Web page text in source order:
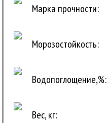
Марка прочности:
Морозостойкость:
Водопоглощение,%:
Вес, кг: